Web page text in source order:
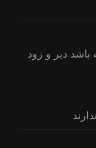
دیر و زود